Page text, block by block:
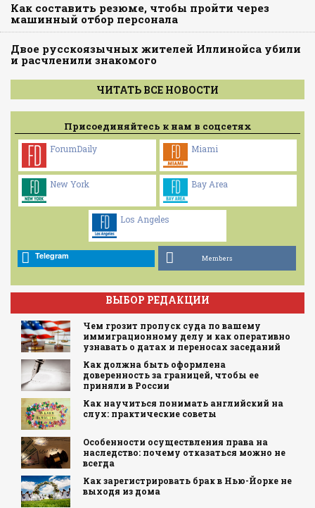
Как составить резюме, чтобы пройти через
машинный отбор персонала
Двое русскоязычных жителей Иллинойса убили
и расчленили знакомого
ЧИТАТЬ ВСЕ НОВОСТИ
Присоединяйтесь к нам в соцсетях
ForumDaily Miami
New York Bay Area
Los Angeles
Telegram Members
ВЫБОР РЕДАКЦИИ
Чем грозит пропуск суда по вашему
иммиграционному делу и как оперативно
узнавать о датах и переносах заседаний
Как должна быть оформлена
доверенность за границей, чтобы ее
приняли в России
Как научиться понимать английский на
слух: практические советы
Особенности осуществления права на
наследство: почему отказаться можно не
всегда
Как зарегистрировать брак в Нью-Йорке не
выходя из дома